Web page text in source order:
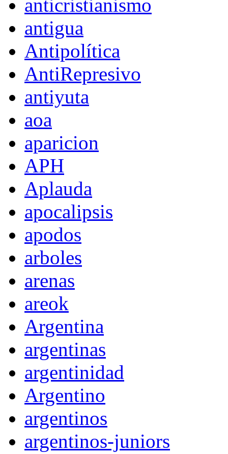
anticristianismo
antigua
Antipolítica
AntiRepresivo
antiyuta
aoa
aparicion
APH
Aplauda
apocalipsis
apodos
arboles
arenas
areok
Argentina
argentinas
argentinidad
Argentino
argentinos
argentinos-juniors